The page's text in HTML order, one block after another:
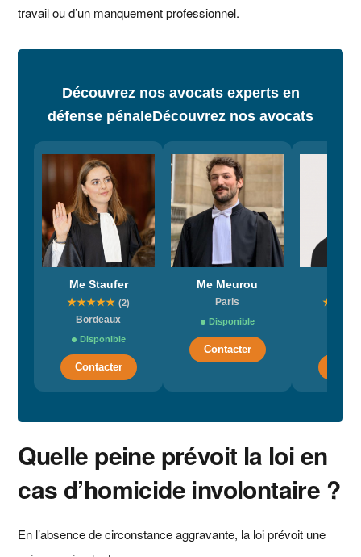
travail ou d’un manquement professionnel.
Découvrez nos avocats experts en
défense pénaleDécouvrez nos avocats
Me Staufer
★★★★★ (2)
Bordeaux
Disponible
Contacter
Me Meurou
Paris
Disponible
Contacter
★
Quelle peine prévoit la loi en
cas d’homicide involontaire ?
En l’absence de circonstance aggravante, la loi prévoit une